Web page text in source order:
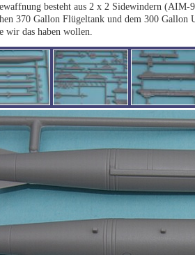
besteht aus 2 x 2 Sidewindern
370 Gallon Flügeltank und dem 300
wir das haben wollen.